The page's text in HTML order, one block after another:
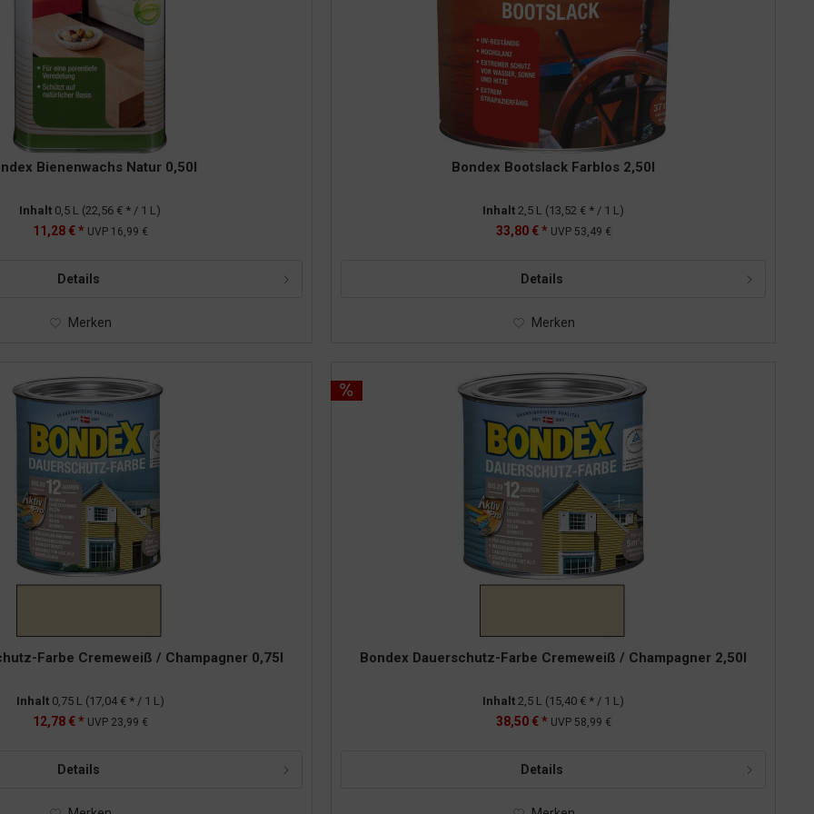
Bienenwachs Natur 0,50l
Inhalt 0,5 L (22,56 € * / 1 L)
11,28 € * UVP 16,99 €
Details
Merken
Bondex Bootslack Farblos 2,50l
Inhalt2,5 L (13,52 € * / 1 L)
33,80 € * UVP 53,49 €
Details
Merken
Farbe Cremeweiß / Champagner 0,75l
Inhalt 0,75 L (17,04 € * / 1 L)
12,78 € * UVP 23,99 €
Details
Bondex Dauerschutz-Farbe Cremeweiß / Champagner 2,50l
Inhalt2,5 L (15,40 € * / 1 L)
38,50 € * UVP 58,99 €
Details